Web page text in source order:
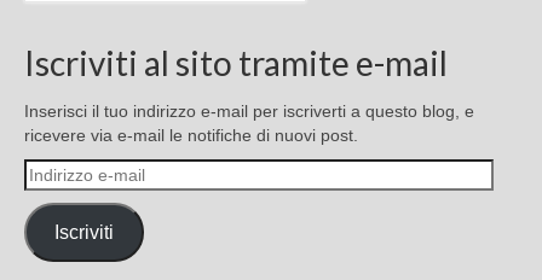
Iscriviti al sito tramite e-mail
Inserisci il tuo indirizzo e-mail per iscriverti a questo blog, e
ricevere via e-mail le notifiche di nuovi post.
Indirizzo
e-
mail
Iscriviti